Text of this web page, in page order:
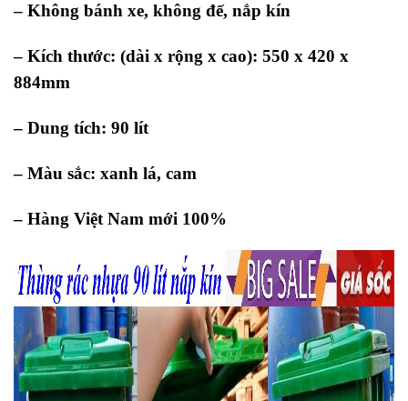
– Không bánh xe, không đế, nắp kín
– Kích thước: (dài x rộng x cao): 550 x 420 x
884mm
– Dung tích: 90 lít
– Màu sắc: xanh lá, cam
– Hàng Việt Nam mới 100%